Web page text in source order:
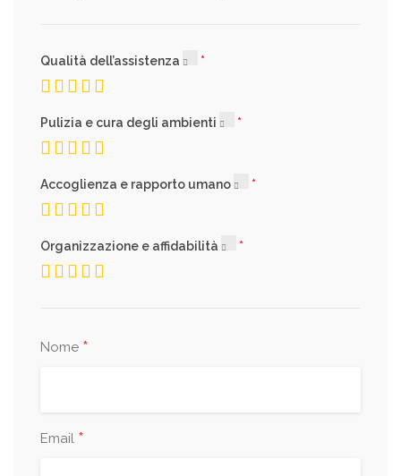
Qualità dell’assistenza
Pulizia e cura degli ambienti
Accoglienza e rapporto umano
Organizzazione e affidabilità
Nome *
Email *